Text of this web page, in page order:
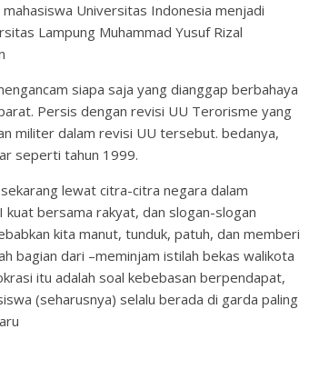
Universitas Indonesia menjadi
Lampung Muhammad Yusuf Rizal
siapa saja yang dianggap berbahaya
Persis dengan revisi UU Terorisme yang
militer dalam revisi UU tersebut. bedanya,
seperti tahun 1999.
lewat citra-citra negara dalam
kuat bersama rakyat, dan slogan-slogan
kita manut, tunduk, patuh, dan memberi
bagian dari –meminjam istilah bekas walikota
itu adalah soal kebebasan berpendapat,
(seharusnya) selalu berada di garda paling